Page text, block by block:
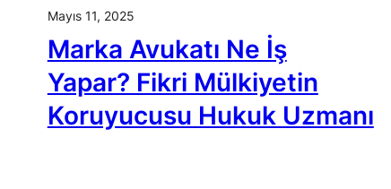
Mayıs 11, 2025
Marka Avukatı Ne İş
Yapar? Fikri Mülkiyetin
Koruyucusu Hukuk Uzmanı